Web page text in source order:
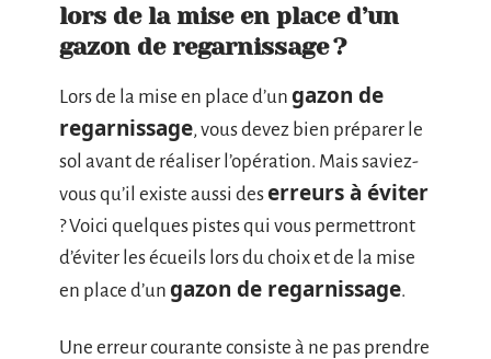
lors de la mise en place d’un
gazon de regarnissage ?
Lors de la mise en place d’un gazon de
regarnissage, vous devez bien préparer le
sol avant de réaliser l’opération. Mais saviez-
vous qu’il existe aussi deserreurs à éviter
? Voici quelques pistes qui vous permettront
d’éviter les écueils lors du choix et de la mise
en place d’un gazon de regarnissage.
Une erreur courante consiste à ne pas prendre